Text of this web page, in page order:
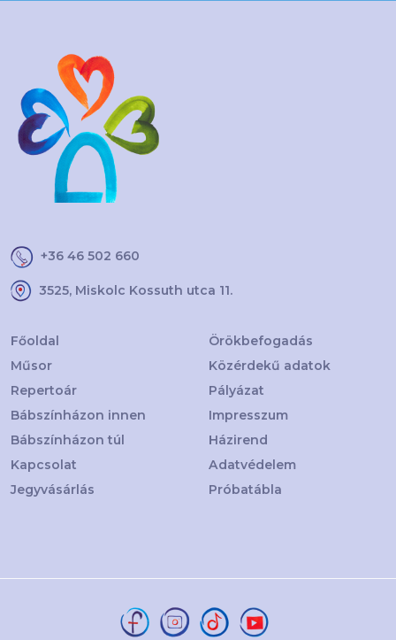
+36 46 502 660
3525, Miskolc Kossuth utca 11.
Főoldal
Műsor
Repertoár
Bábszínházon innen
Bábszínházon túl
Kapcsolat
Jegyvásárlás
Örökbefogadás
Közérdekű adatok
Pályázat
Impresszum
Házirend
Adatvédelem
Próbatábla